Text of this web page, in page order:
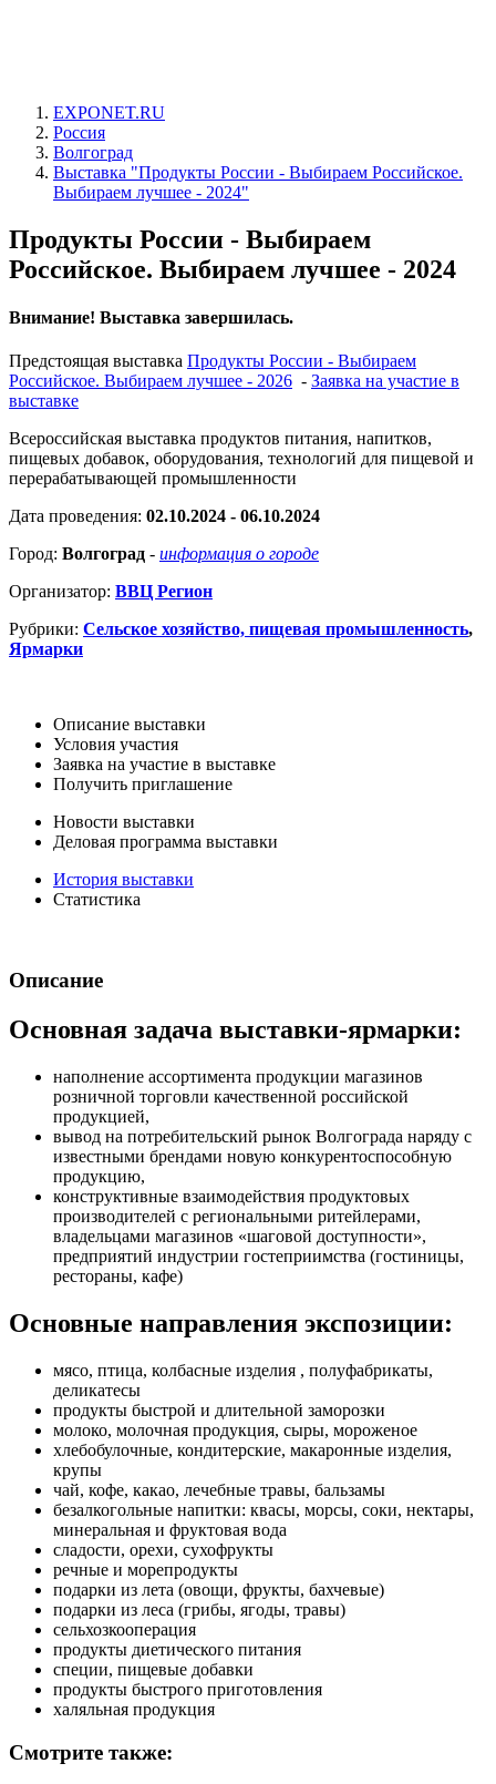
EXPONET.RU
Россия
Волгоград
Выставка "Продукты России - Выбираем Российское.
Выбираем лучшее - 2024"
Продукты России - Выбираем
Российское. Выбираем лучшее - 2024
Внимание! Выставка завершилась.
Предстоящая выставка Продукты России - Выбираем
Российское. Выбираем лучшее - 2026 - Заявка на участие в
выставке
Всероссийская выставка продуктов питания, напитков,
пищевых добавок, оборудования, технологий для пищевой и
перерабатывающей промышленности
Дата проведения: 02.10.2024 - 06.10.2024
Город: Волгоград - информация о городе
Организатор: ВВЦ Регион
Рубрики: Сельское хозяйство, пищевая промышленность,
Ярмарки
Описание выставки
Условия участия
Заявка на участие в выставке
Получить приглашение
Новости выставки
Деловая программа выставки
История выставки
Статистика
Описание
Основная задача выставки-ярмарки:
наполнение ассортимента продукции магазинов
розничной торговли качественной российской
продукцией,
вывод на потребительский рынок Волгограда наряду с
известными брендами новую конкурентоспособную
продукцию,
конструктивные взаимодействия продуктовых
производителей с региональными ритейлерами,
владельцами магазинов «шаговой доступности»,
предприятий индустрии гостеприимства (гостиницы,
рестораны, кафе)
Основные направления экспозиции:
мясо, птица, колбасные изделия , полуфабрикаты,
деликатесы
продукты быстрой и длительной заморозки
молоко, молочная продукция, сыры, мороженое
хлебобулочные, кондитерские, макаронные изделия,
крупы
чай, кофе, какао, лечебные травы, бальзамы
безалкогольные напитки: квасы, морсы, соки, нектары,
минеральная и фруктовая вода
сладости, орехи, сухофрукты
речные и морепродукты
подарки из лета (овощи, фрукты, бахчевые)
подарки из леса (грибы, ягоды, травы)
сельхозкооперация
продукты диетического питания
специи, пищевые добавки
продукты быстрого приготовления
халяльная продукция
Смотрите также: